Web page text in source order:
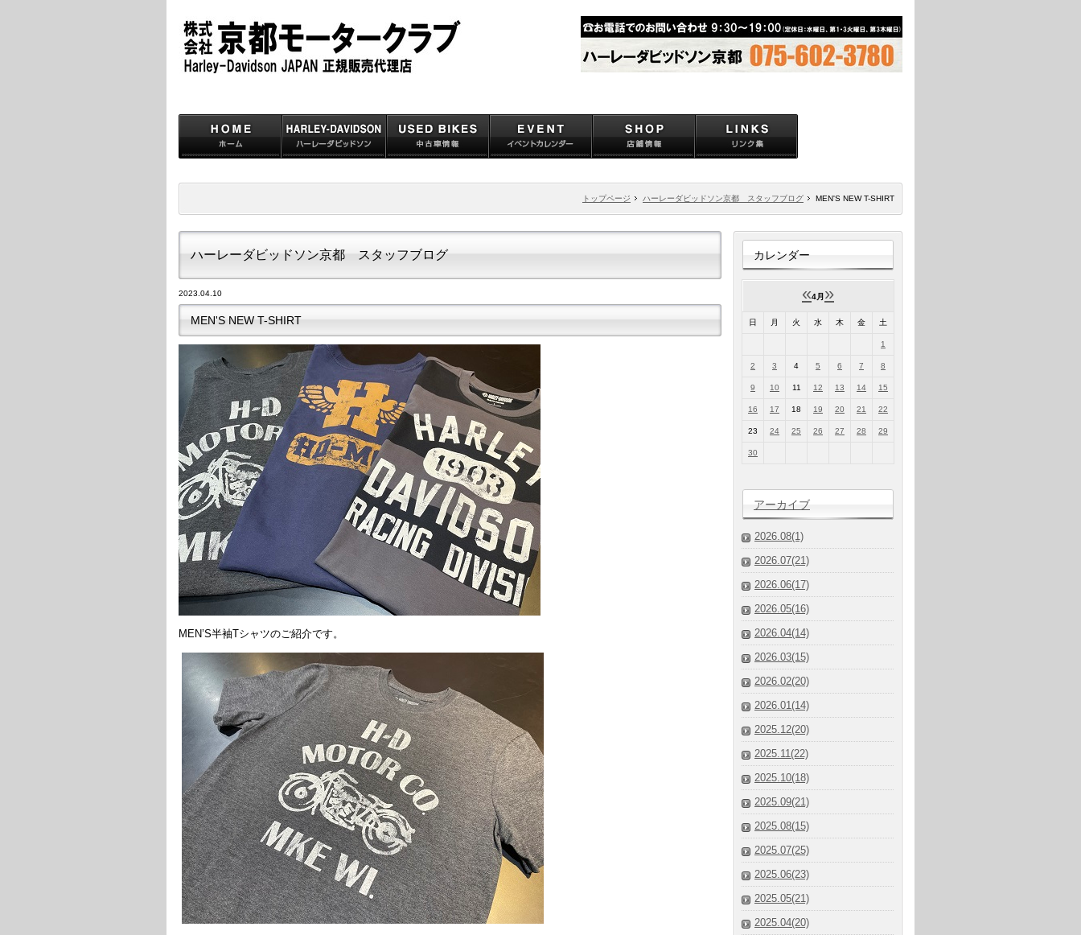
トップページ ハーレーダビッドソン京都 スタッフブログ MEN'S NEW T-SHIRT
ハーレーダビッドソン京都 スタッフブログ
2023.04.10
MEN'S NEW T-SHIRT
MEN’S半袖Tシャツのご紹介です。
カレンダー
«4月 »
日 月 火 水 木 金 土
1
2 3 4 5 6 7 8
9 10 11 12 13 14 15
16 17 18 19 20 21 22
23 24 25 26 27 28 29
30
アーカイブ
2026.08(1)
2026.07(21)
2026.06(17)
2026.05(16)
2026.04(14)
2026.03(15)
2026.02(20)
2026.01(14)
2025.12(20)
2025.11(22)
2025.10(18)
2025.09(21)
2025.08(15)
2025.07(25)
2025.06(23)
2025.05(21)
2025.04(20)